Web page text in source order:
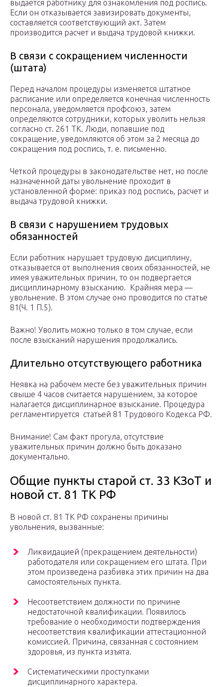
выдается работнику для ознакомления под роспись.
Если он отказывается завизировать документы,
составляется соответствующий акт. Затем
производится расчет и выдача трудовой книжки.
В связи с сокращением численности
(штата)
Перед началом процедуры изменяется штатное
расписание или определяется конечная численность
персонала, уведомляется профсоюз, затем
определяются сотрудники, которых уволить нельзя
согласно ст. 261 ТК. Люди, попавшие под
сокращение, уведомляются об этом за 2 месяца до
сокращения под роспись, т. е. письменно.
Четкой процедуры в законодательстве нет, но после
назначенной даты увольнение проходит в
установленной форме: приказ под роспись, расчет и
выдача трудовой книжки.
В связи с нарушением трудовых
обязанностей
Если работник нарушает трудовую дисциплину,
отказывается от выполнения своих обязанностей, не
имея уважительных причин, то он подвергается
дисциплинарному взысканию. Крайняя мера —
увольнение. В этом случае оно проводится по статье
81(Ч. 1 П.5).
Важно! Уволить можно только в том случае, если
после взысканий нарушения продолжались.
Длительно отсутствующего работника
Неявка на рабочем месте без уважительных причин
свыше 4 часов считается нарушением, за которое
налагается дисциплинарное взыскание. Процедура
регламентируется статьей 81 Трудового Кодекса РФ.
Внимание! Сам факт прогула, отсутствие
уважительных причин должно быть доказано
документально.
Общие пункты старой ст. 33 КЗоТ и
новой ст. 81 ТК РФ
В новой ст. 81 ТК РФ сохранены причины
увольнения, вызванные:
Ликвидацией (прекращением деятельности)
работодателя или сокращением его штата. При
этом произведена разбивка этих причин на два
самостоятельных пункта.
Несоответствием должности по причине
недостаточной квалификации. Появилось
требование о необходимости подтверждения
несоответствия квалификации аттестационной
комиссией. Причина, связанная с состоянием
здоровья, из пункта изъята.
Систематическими проступками
дисциплинарного характера.